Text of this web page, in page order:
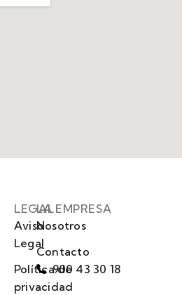
LEGAL
Aviso
Legal
Política de
privacidad
LA EMPRESA
Nosotros
Contacto
900 43 30 18